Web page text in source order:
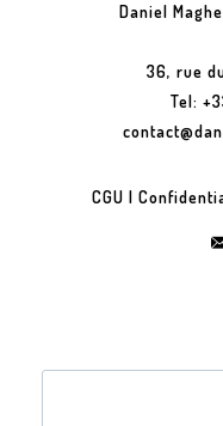
Daniel
36, rue
Tel:
CGU |